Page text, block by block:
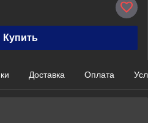
Купить
Доставка Оплата